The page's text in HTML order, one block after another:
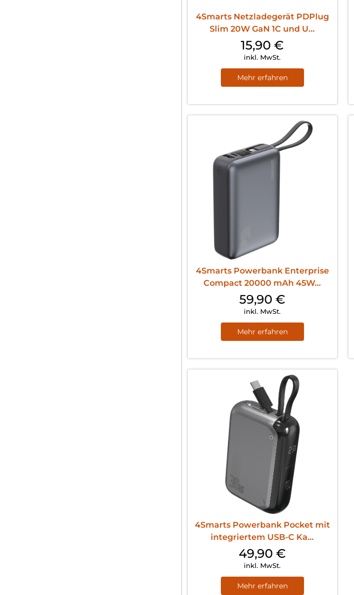
4Smarts Netzladegerät PDPlug
Slim 20W GaN 1C und U...
15,90€
inkl. MwSt.
Mehr erfahren
4Smarts Powerbank Enterprise
Compact 20000 mAh 45W...
59,90€
inkl. MwSt.
Mehr erfahren
4Smarts Powerbank Pocket mit
integriertem USB-C Ka...
49,90€
inkl. MwSt.
Mehr erfahren